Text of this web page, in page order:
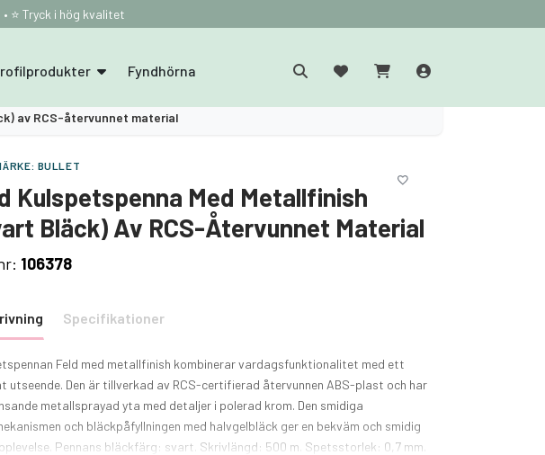
⭐ Tryck i hög kvalitet
Fyndhörna
av RCS-återvunnet material
BULLET
Kulspetspenna Med Metallfinish
Bläck) Av RCS-Återvunnet Material
106378
Specifikationer
Feld med metallfinish kombinerar vardagsfunktionalitet med ett
utseende. Den är tillverkad av RCS-certifierad återvunnen ABS-plast och har
metallsprayad yta med detaljer i polerad krom. Den smidiga
och bläckpåfyllningen med halvgelbläck ger en bekväm och smidig
Pennans bläckfärg: svart. Skrivlängd: 500 m. Spetsstorlek: 0,7 mm.